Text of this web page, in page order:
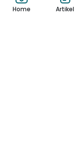
Home Artikel